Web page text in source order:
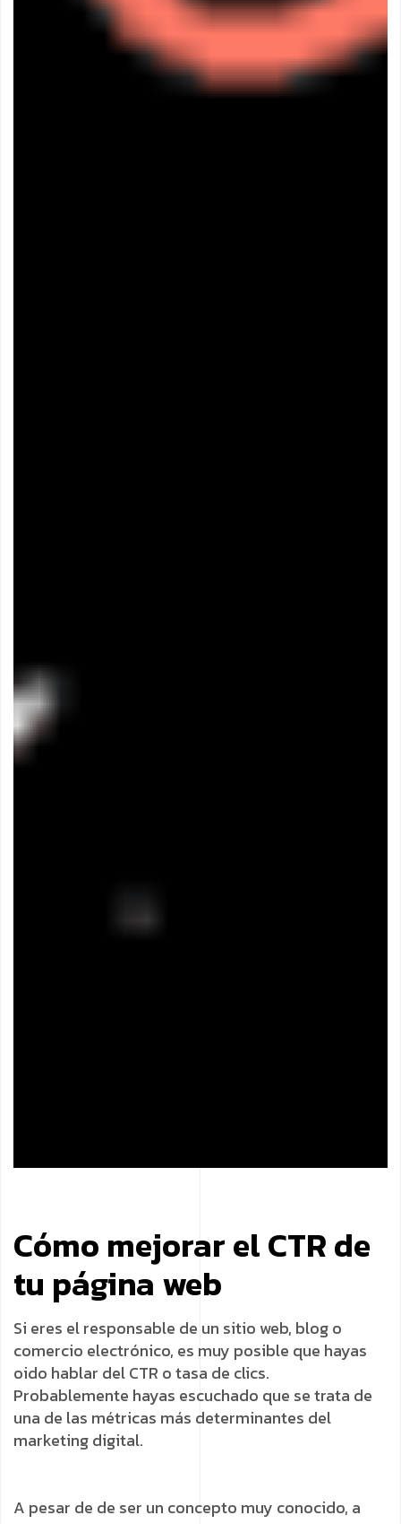
Cómo mejorar el CTR de
tu página web
Si eres el responsable de un sitio web, blog o
comercio electrónico, es muy posible que hayas
oido hablar del CTR o tasa de clics.
Probablemente hayas escuchado que se trata de
una de las métricas más determinantes del
marketing digital.
A pesar de de ser un concepto muy conocido, a